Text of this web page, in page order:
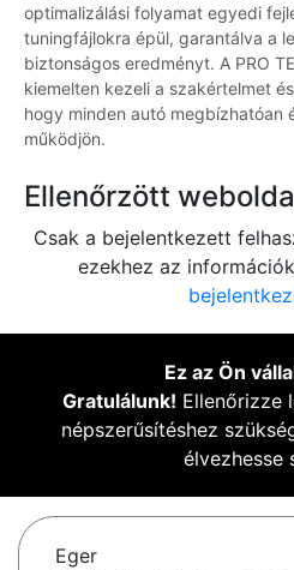
optimalizálási folyamat egyedi
tuningfájlokra épül, garantálva a
biztonságos eredményt. A PRO
kiemelten kezeli a szakértelmet
hogy minden autó megbízhatóan
működjön.
Ellenőrzött
Csak a bejelentkezett
ezekhez az
Ez az Ön
Gratulálunk! Ellenőrizze
népszerűsítéshez
élvezhesse
Eger